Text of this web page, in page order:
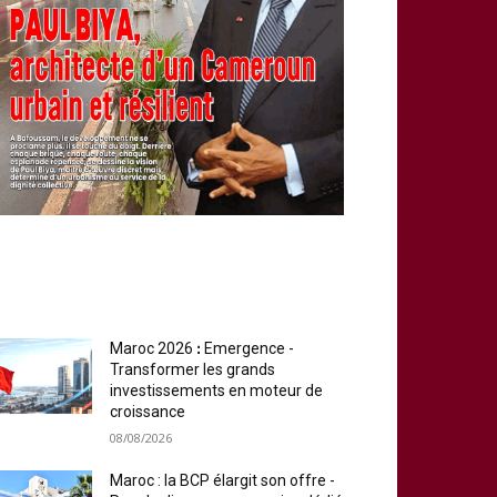
Maroc 2026 ꓽ Emergence -
Transformer les grands
investissements en moteur de
croissance
08/08/2026
Maroc : la BCP élargit son offre -